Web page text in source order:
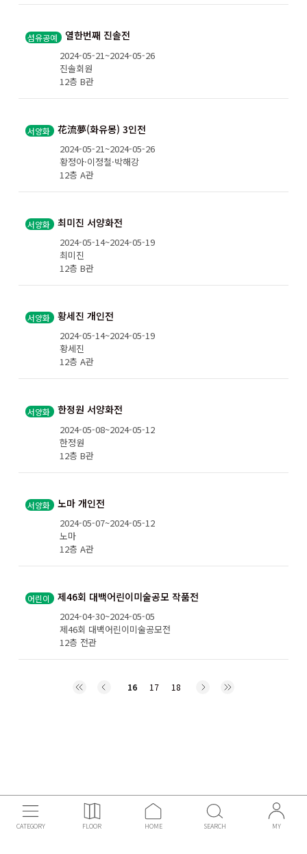
섬유공예 열한번째 진솔전
2024-05-21~2024-05-26
진솔회원
12층 B관
서양화 花流夢(화유몽) 3인전
2024-05-21~2024-05-26
황정아·이정철·박해강
12층 A관
서양화 최미진 서양화전
2024-05-14~2024-05-19
최미진
12층 B관
서양화 황세진 개인전
2024-05-14~2024-05-19
황세진
12층 A관
서양화 한정원 서양화전
2024-05-08~2024-05-12
한정원
12층 B관
서양화 노마 개인전
2024-05-07~2024-05-12
노마
12층 A관
어린이 제46회 대백어린이미술공모 작품전
2024-04-30~2024-05-05
제46회 대백어린이미술공모전
12층 전관
16 17 18
CATEGORY FLOOR HOME SEARCH MY